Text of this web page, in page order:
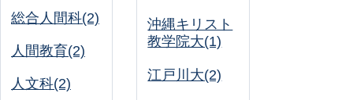
総合人間科(2)
人間教育(2)
人文科(2)
沖縄キリスト
教学院大(1)
江戸川大(2)